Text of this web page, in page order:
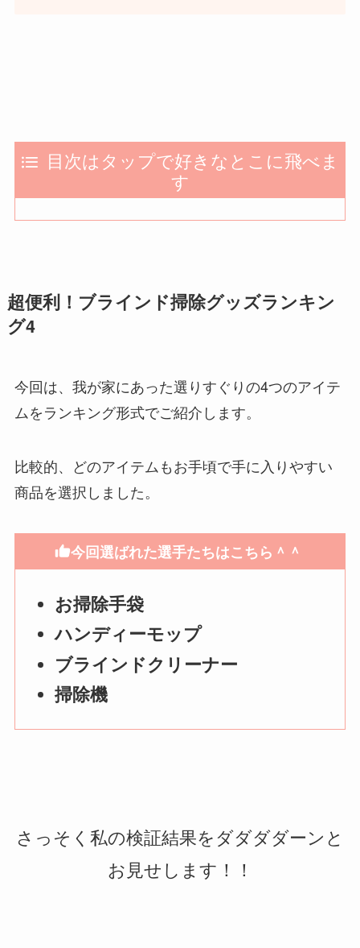
目次はタップで好きなとこに飛べま
す
超便利！ブラインド掃除グッズランキン
グ4
今回は、我が家にあった選りすぐりの4つのアイテ
ムをランキング形式でご紹介します。
比較的、どのアイテムもお手頃で手に入りやすい
商品を選択しました。
今回選ばれた選手たちはこちら＾＾
お掃除手袋
ハンディーモップ
ブラインドクリーナー
掃除機
さっそく私の検証結果をダダダダーンと
お見せします！！